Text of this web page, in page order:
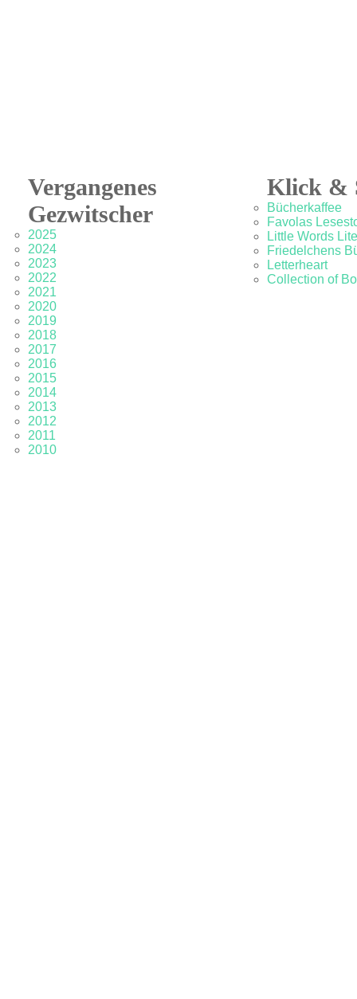
Vergangenes
Gezwitscher
2025
2024
2023
2022
2021
2020
2019
2018
2017
2016
2015
2014
2013
2012
2011
2010
Klick &
Bücherkaffee
Favolas
Little Words
Friedelchens
Letterheart
Collection of